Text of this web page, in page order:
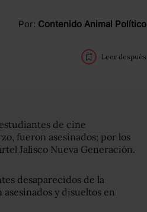
Por: Contenido Animal Político
Leer después
de cine
fueron asesinados; por los
Jalisco Nueva Generación.
desaparecidos de la
y disueltos en